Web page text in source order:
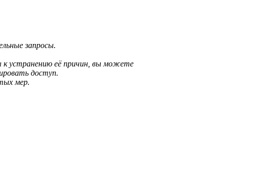
запросы.
к устранению её причин, вы можете
доступ.
мер.